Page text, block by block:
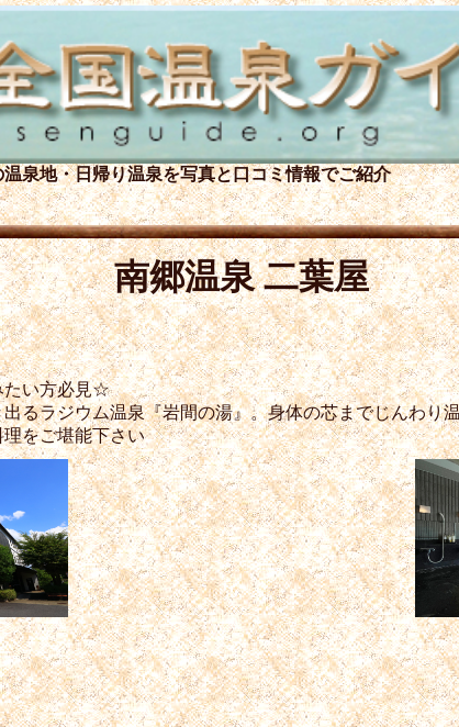
泉地・日帰り温泉を写真と口コミ情報でご紹介
南郷温泉 二葉屋
たい方必見☆
るラジウム温泉『岩間の湯』。身体の芯までじんわり
をご堪能下さい